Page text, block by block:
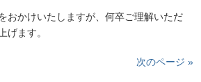
おかけいたしますが、何卒ご理解いただ
げます。
次のページ »